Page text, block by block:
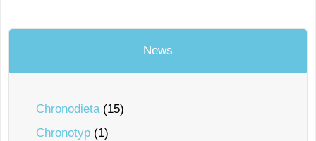
News
Chronodieta(15)
Chronotyp (1)